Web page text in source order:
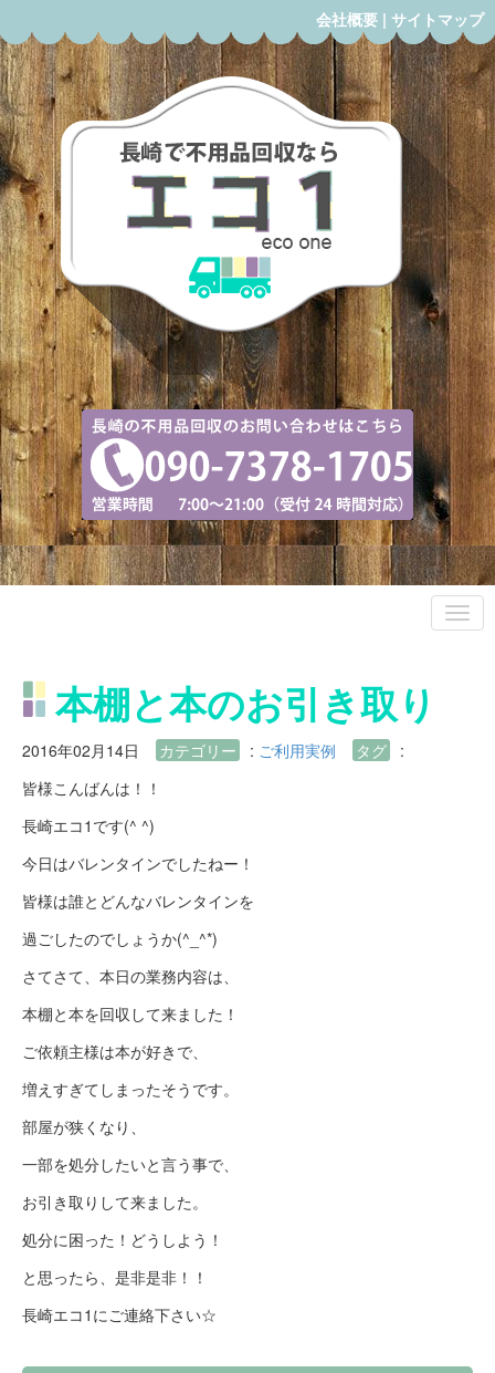
会社概要 | サイトマップ
本棚と本のお引き取り
2016年02月14日 カテゴリー : ご利用実例 タグ
:
皆様こんばんは！！
長崎エコ1です(^ ^)
今日はバレンタインでしたねー！
皆様は誰とどんなバレンタインを
過ごしたのでしょうか(^_^*)
さてさて、本日の業務内容は、
本棚と本を回収して来ました！
ご依頼主様は本が好きで、
増えすぎてしまったそうです。
部屋が狭くなり、
一部を処分したいと言う事で、
お引き取りして来ました。
処分に困った！どうしよう！
と思ったら、是非是非！！
長崎エコ1にご連絡下さい☆